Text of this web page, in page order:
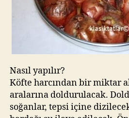
Nasıl yapılır?
Köfte harcından bir miktar
aralarına doldurulacak.
soğanlar, tepsi içine